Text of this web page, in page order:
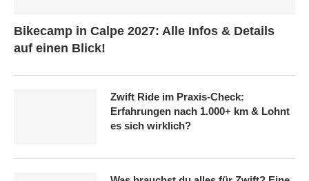
Bikecamp in Calpe 2027: Alle Infos & Details
auf einen Blick!
Zwift Ride im Praxis-Check:
Erfahrungen nach 1.000+ km & Lohnt
es sich wirklich?